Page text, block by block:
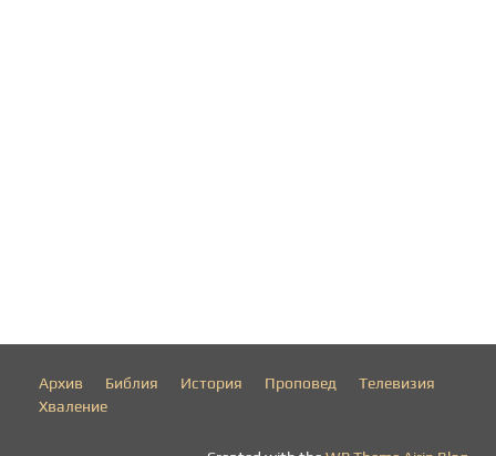
Архив Библия История Проповед
Телевизия
Хваление